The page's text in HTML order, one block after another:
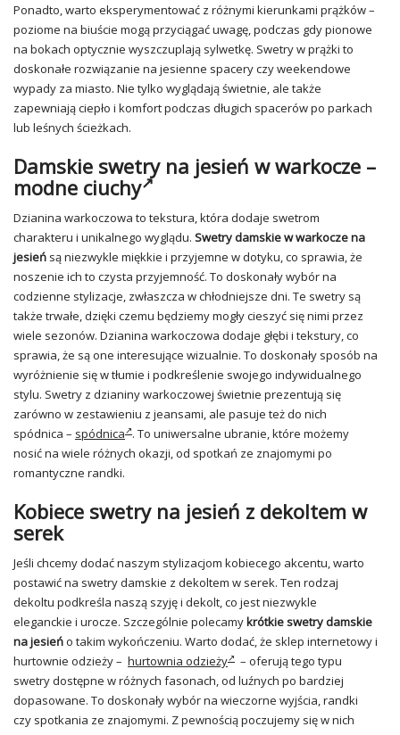
Ponadto, warto eksperymentować z różnymi kierunkami prążków –
poziome na biuście mogą przyciągać uwagę, podczas gdy pionowe
na bokach optycznie wyszczuplają sylwetkę. Swetry w prążki to
doskonałe rozwiązanie na jesienne spacery czy weekendowe
wypady za miasto. Nie tylko wyglądają świetnie, ale także
zapewniają ciepło i komfort podczas długich spacerów po parkach
lub leśnych ścieżkach.
Damskie swetry na jesień w warkocze –
modne ciuchy
Dzianina warkoczowa to tekstura, która dodaje swetrom
charakteru i unikalnego wyglądu. Swetry damskie w warkocze na
jesień są niezwykle miękkie i przyjemne w dotyku, co sprawia, że
noszenie ich to czysta przyjemność. To doskonały wybór na
codzienne stylizacje, zwłaszcza w chłodniejsze dni. Te swetry są
także trwałe, dzięki czemu będziemy mogły cieszyć się nimi przez
wiele sezonów. Dzianina warkoczowa dodaje głębi i tekstury, co
sprawia, że są one interesujące wizualnie. To doskonały sposób na
wyróżnienie się w tłumie i podkreślenie swojego indywidualnego
stylu. Swetry z dzianiny warkoczowej świetnie prezentują się
zarówno w zestawieniu z jeansami, ale pasuje też do nich
spódnica – spódnica . To uniwersalne ubranie, które możemy
nosić na wiele różnych okazji, od spotkań ze znajomymi po
romantyczne randki.
Kobiece swetry na jesień z dekoltem w
serek
Jeśli chcemy dodać naszym stylizacjom kobiecego akcentu, warto
postawić na swetry damskie z dekoltem w serek. Ten rodzaj
dekoltu podkreśla naszą szyję i dekolt, co jest niezwykle
eleganckie i urocze. Szczególnie polecamykrótkie swetry damskie
na jesieńo takim wykończeniu. Warto dodać, że sklep internetowy i
hurtownie odzieży – hurtownia odzieży
– oferują tego typu
swetry dostępne w różnych fasonach, od luźnych po bardziej
dopasowane. To doskonały wybór na wieczorne wyjścia, randki
czy spotkania ze znajomymi. Z pewnością poczujemy się w nich